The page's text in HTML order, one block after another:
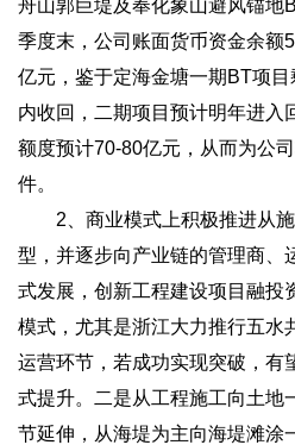
舟山郭巨堤及奉化象山避风锚地
季度末，公司账面货币资金余额
亿元，鉴于定海金塘一期BT项
内收回，二期项目预计明年进入
额度预计70-80亿元，从而为公
件。
2、商业模式上积极推进从施
型，并逐步向产业链的管理商、
式发展，创新工程建设项目融投
模式，尤其是浙江大力推行五水
运营环节，若成功实现突破，有
式提升。二是从工程施工向土地
节延伸，从海堤为主向海堤滩涂